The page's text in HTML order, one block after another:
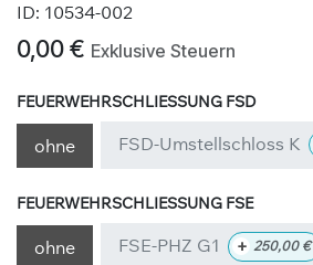
ID: 10534-002
0,00€ Exklusive Steuern
FEUERWEHRSCHLIESSUNG FSD
ohne FSD-Umstellschloss K
FEUERWEHRSCHLIESSUNG FSE
ohne FSE-PHZ G1 + 250,00€